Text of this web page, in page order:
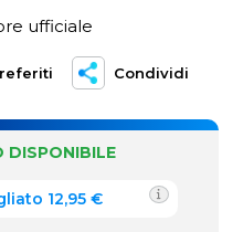
ufficiale
Condividi
DISPONIBILE
12,95 €